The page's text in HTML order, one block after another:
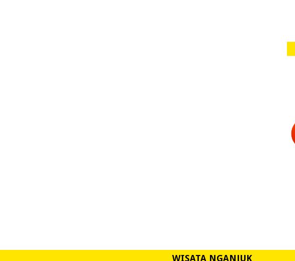
WISATA NGANJUK